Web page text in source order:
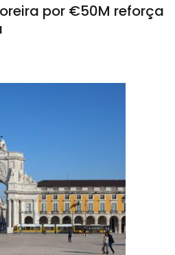
por €50M reforça